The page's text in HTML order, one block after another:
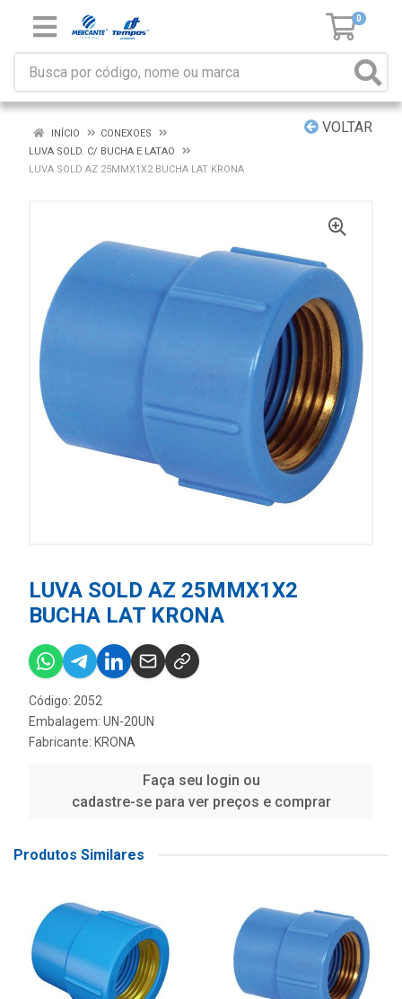
0
VOLTAR
INÍCIO
CONEXOES
LUVA SOLD. C/ BUCHA E LATAO
LUVA SOLD AZ 25MMX1X2 BUCHA LAT KRONA
LUVA SOLD AZ 25MMX1X2
BUCHA LAT KRONA
Código: 2052
Embalagem: UN-20UN
Fabricante: KRONA
Faça seu login ou
cadastre-se para ver preços e comprar
Produtos Similares